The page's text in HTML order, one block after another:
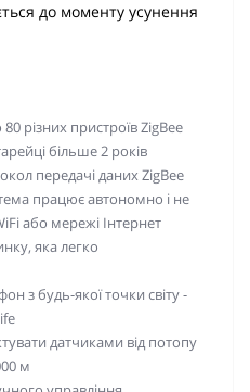
до моменту усунення
різних пристроїв ZigBee
більше 2 років
передачі даних ZigBee
працює автономно і не
або мережі Інтернет
яка легко
з будь-якої точки світу -
датчиками від потопу
м